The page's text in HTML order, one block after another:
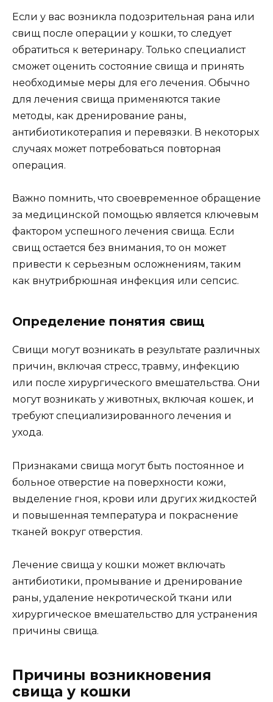
Если у вас возникла подозрительная рана или
свищ после операции у кошки, то следует
обратиться к ветеринару. Только специалист
сможет оценить состояние свища и принять
необходимые меры для его лечения. Обычно
для лечения свища применяются такие
методы, как дренирование раны,
антибиотикотерапия и перевязки. В некоторых
случаях может потребоваться повторная
операция.
Важно помнить, что своевременное обращение
за медицинской помощью является ключевым
фактором успешного лечения свища. Если
свищ остается без внимания, то он может
привести к серьезным осложнениям, таким
как внутрибрюшная инфекция или сепсис.
Определение понятия свищ
Свищи могут возникать в результате различных
причин, включая стресс, травму, инфекцию
или после хирургического вмешательства. Они
могут возникать у животных, включая кошек, и
требуют специализированного лечения и
ухода.
Признаками свища могут быть постоянное и
больное отверстие на поверхности кожи,
выделение гноя, крови или других жидкостей
и повышенная температура и покраснение
тканей вокруг отверстия.
Лечение свища у кошки может включать
антибиотики, промывание и дренирование
раны, удаление некротической ткани или
хирургическое вмешательство для устранения
причины свища.
Причины возникновения
свища у кошки